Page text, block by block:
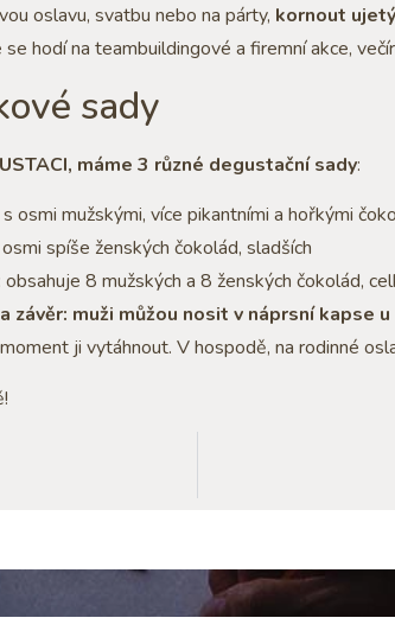
oslavu, svatbu nebo na párty, kornout
hodí na teambuildingové a firemní akce,
sady
máme 3 různé degustační sady:
s osmi mužskými, více pikantními a hořkými
spíše ženských čokolád, sladších
obsahuje 8 mužských a 8 ženských čokolád,
závěr: muži můžou nosit v náprsní kapse u
ji vytáhnout. V hospodě, na rodinné